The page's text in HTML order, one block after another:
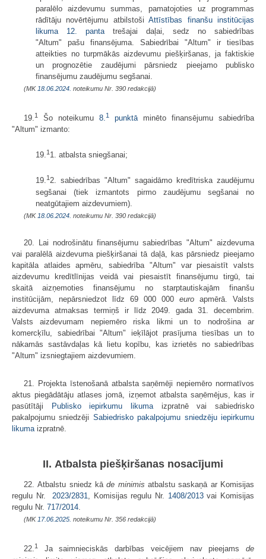
paralēlo aizdevumu summas, pamatojoties uz programmas
rādītāju novērtējumu atbilstošiAttīstības finanšu institūcijas
likuma
12. panta trešajai daļai, sedz no sabiedrības
"Altum" pašu finansējuma. Sabiedrībai "Altum" ir tiesības
atteikties no turpmākās aizdevumu piešķiršanas, ja faktiskie
un prognozētie zaudējumi pārsniedz pieejamo publisko
finansējumu zaudējumu segšanai.
(MK 18.06.2024. noteikumu Nr. 390 redakcijā)
19. 1 Šo noteikumu 8. 1 punktā minēto finansējumu sabiedrība
"Altum" izmanto:
19.1 1. atbalsta sniegšanai;
19.1 2. sabiedrības "Altum" sagaidāmo kredītriska zaudējumu
segšanai (tiek izmantots pirmo zaudējumu segšanai no
neatgūtajiem aizdevumiem).
(MK 18.06.2024. noteikumu Nr. 390 redakcijā)
20. Lai nodrošinātu finansējumu sabiedrības "Altum" aizdevuma
vai paralēlā aizdevuma piešķiršanai tā daļā, kas pārsniedz pieejamo
kapitāla atlaides apmēru, sabiedrība "Altum" var piesaistīt valsts
aizdevumu kredītlīnijas veidā vai piesaistīt finansējumu tirgū, tai
skaitā aizņemoties finansējumu no starptautiskajām finanšu
institūcijām, nepārsniedzot līdz 69 000 000 euro apmērā. Valsts
aizdevuma atmaksas termiņš ir līdz 2049. gada 31. decembrim.
Valsts aizdevumam nepiemēro riska likmi un to nodrošina ar
komercķīlu, sabiedrībai "Altum" ieķīlājot prasījuma tiesības un to
nākamās sastāvdaļas kā lietu kopību, kas izrietēs no sabiedrības
"Altum" izsniegtajiem aizdevumiem.
21. Projekta īstenošanā atbalsta saņēmēji nepiemēro normatīvos
aktus piegādātāju atlases jomā, izņemot atbalsta saņēmējus, kas ir
pasūtītāji Publisko iepirkumu likuma izpratnē vai sabiedrisko
pakalpojumu sniedzēji Sabiedrisko pakalpojumu sniedzēju iepirkumu
likuma izpratnē.
II. Atbalsta piešķiršanas nosacījumi
22. Atbalstu sniedz kāde minimis atbalstu saskaņā ar Komisijas
regulu Nr.
2023/2831, Komisijas regulu Nr. 1408/2013vai Komisijas
regulu Nr. 717/2014.
(MK 17.06.2025. noteikumu Nr. 356 redakcijā)
22.1 Ja saimnieciskās darbības veicējiem nav pieejams de